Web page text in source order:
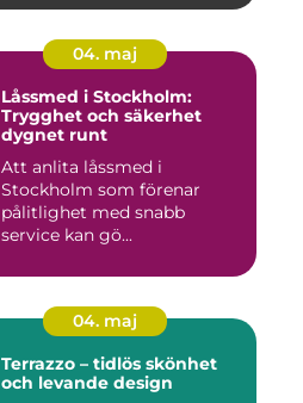
04. maj
Låssmed i Stockholm:
Trygghet och säkerhet
dygnet runt
Att anlita låssmed i
Stockholm som förenar
pålitlighet med snabb
service kan gö...
04. maj
Terrazzo – tidlös skönhet
och levande design